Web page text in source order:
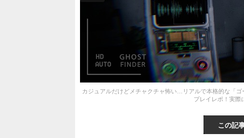
カジュアルだけどメチャクチャ怖い…リアルで本格的な「
プレイレポ！実際
この記